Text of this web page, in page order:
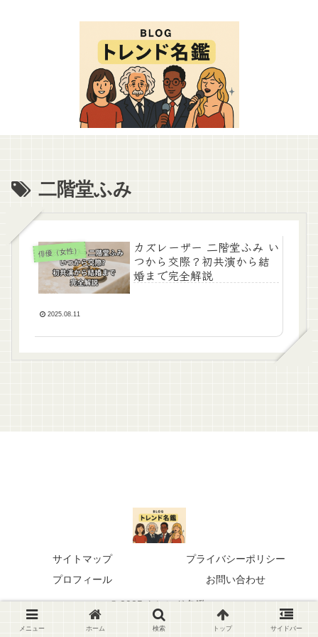
二階堂ふみ
俳優（女性）
カズレーザー 二階堂ふみ い
つから交際？初共演から結
婚まで完全解説
2025.08.11
サイトマップ
プライバシーポリシー
プロフィール
お問い合わせ
© 2025 トレンド名鑑.
メニュー ホーム 検索 トップ サイドバー